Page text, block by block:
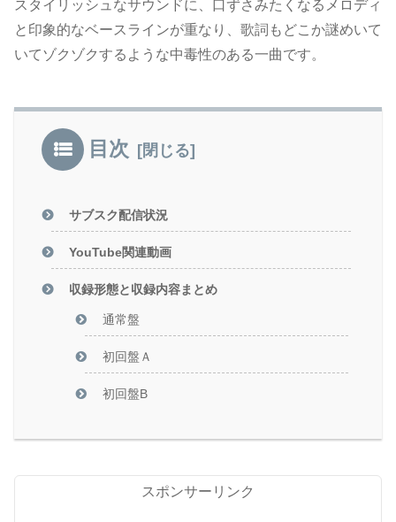
スタイリッシュなサウンドに、口ずさみたくなるメロディ
と印象的なベースラインが重なり、歌詞もどこか謎めいて
いてゾクゾクするような中毒性のある一曲です。
目次
サブスク配信状況
YouTube関連動画
収録形態と収録内容まとめ
通常盤
初回盤Ａ
初回盤B
スポンサーリンク